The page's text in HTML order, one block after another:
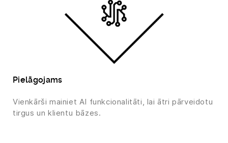
Pielāgojams
Vienkārši mainiet AI funkcionalitāti, lai ātri pārveidotu
tirgus un klientu bāzes.